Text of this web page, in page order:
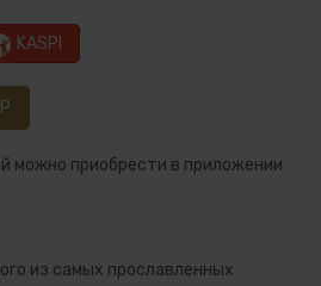
KASPI
можно приобрести в приложении
из самых прославленных